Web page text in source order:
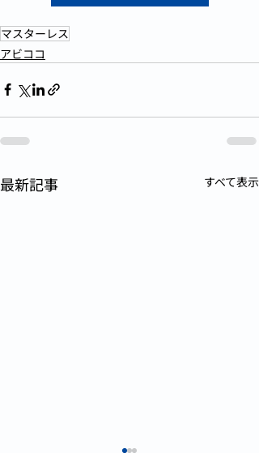
マスターレス
アビココ
最新記事 すべて表示